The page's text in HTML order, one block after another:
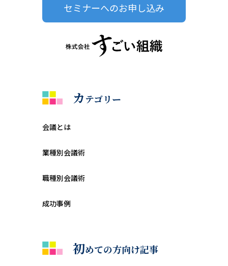
セミナーへのお申し込み
カテゴリー
会議とは
業種別会議術
職種別会議術
成功事例
初めての方向け記事